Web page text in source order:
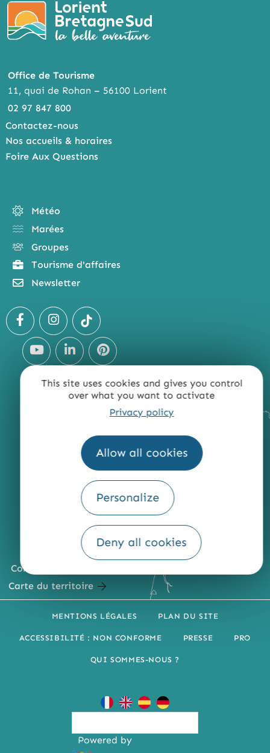
This site uses cookies and gives you control
over what you want to activate
Privacy policy
Allow all cookies
Personalize
Deny all cookies
Office de Tourisme
11, quai de Rohan – 56100 Lorient
02 97 847 800
Contactez-nous
Nos accueils & horaires
Foire Aux Questions
Météo
Marées
Groupes
Tourisme d'affaires
Newsletter
Comment venir ?
Carte du territoire
MENTIONS LÉGALES PLAN DU SITE
ACCESSIBILITÉ : NON CONFORME PRESSE PRO
QUI SOMMES-NOUS ?
Powered by